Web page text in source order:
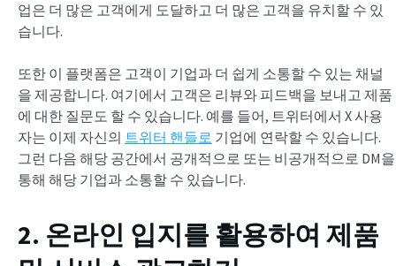
업은 더 많은 고객에게 도달하고 더 많은 고객을 유치할 수 있
습니다.
또한 이 플랫폼은 고객이 기업과 더 쉽게 소통할 수 있는 채널
을 제공합니다. 여기에서 고객은 리뷰와 피드백을 보내고 제품
에 대한 질문도 할 수 있습니다. 예를 들어, 트위터에서 X 사용
자는 이제 자신의 트위터 핸들로 기업에 연락할 수 있습니다.
그런 다음 해당 공간에서 공개적으로 또는 비공개적으로 DM을
통해 해당 기업과 소통할 수 있습니다.
2. 온라인 입지를 활용하여 제품